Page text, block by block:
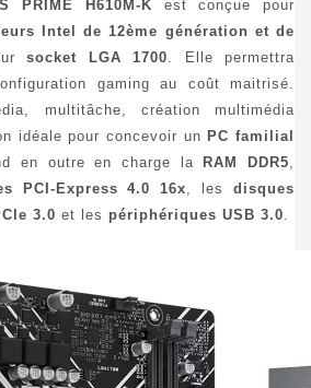
PRIME H610M-K est conçue pour
Intel de 12ème génération et de
socket LGA 1700 . Elle permettra
gaming au coût maitrisé.
multitâche, création multimédia
idéale pour concevoir un PC familial
en outre en charge la RAM DDR5
PCI-Express 4.0 16x , lesdisques
3.0 et les périphériques USB 3.0